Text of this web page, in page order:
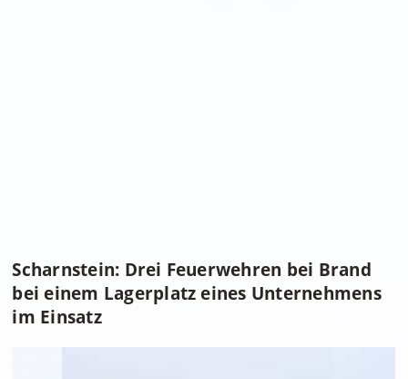
Scharnstein: Drei Feuerwehren bei Brand
bei einem Lagerplatz eines Unternehmens
im Einsatz